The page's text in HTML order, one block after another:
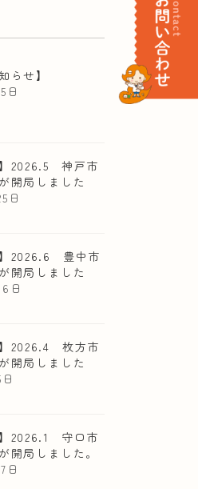
らせ】
日
】2026.5 神戸市
開局しました
日
】2026.6 豊中市
開局しました
日
】2026.4 枚方市
開局しました
】2026.1 守口市
開局しました。
日